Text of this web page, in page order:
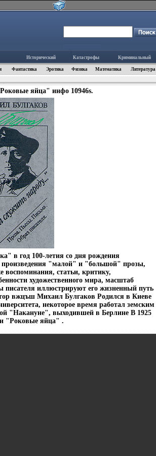
Исторический Катастрофы Криминальный
Фантастика Эротика Физика Математика Литература
яйца" инфо 10946s.
в год 100-летия со дня рождения
произведения "малой" и "большой" прозы,
воспоминания, статьи, критику,
художественного мира, масштаб
писателя иллюстрируют его жизненный путь
вжцъш Михаил Булгаков Родился в Киеве
некоторое время работал земским
"Накануне", выходившей в Берлине В 1925
"Роковые яйца" .